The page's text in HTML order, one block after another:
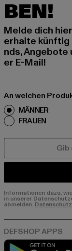
BEN!
Melde dich
erhalte künftig
nds, Angebote
er E-Mail!
An welchen
MÄNNER
FRAUEN
Informationen dazu,
in unserer
abmelden.